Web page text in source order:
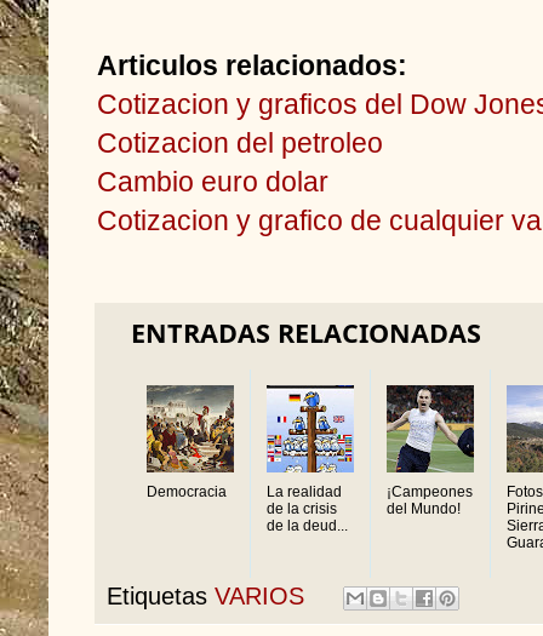
Articulos relacionados:
Cotizacion y graficos del Dow
Cotizacion del petroleo
Cambio euro dolar
Cotizacion y grafico de cualquier
ENTRADAS RELACIONADAS
Democracia
La realidad
de la crisis
de la deud...
¡Campeones
del Mundo!
Etiquetas VARIOS